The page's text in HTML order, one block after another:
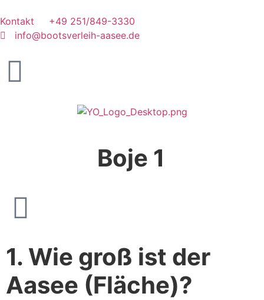
Kontakt
+49 251/849-3330
info@bootsverleih-aasee.de
Boje 1
1. Wie groß ist der
Aasee (Fläche)?